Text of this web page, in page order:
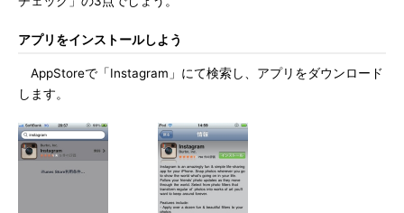
アプリをインストールしよう
AppStoreで「Instagram」にて検索し、アプリをダウンロード
します。